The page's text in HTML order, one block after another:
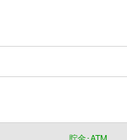
貯金･ATM